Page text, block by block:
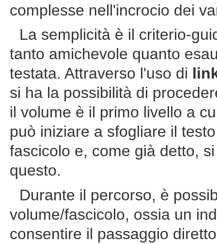
complesse nell'incrocio dei
La semplicità è il criterio-
tanto amichevole quanto
testata. Attraverso l'uso di
si ha la possibilità di
il volume è il primo livello a
può iniziare a sfogliare il
fascicolo e, come già detto,
questo.
Durante il percorso, è
volume/fascicolo, ossia un
consentire il passaggio